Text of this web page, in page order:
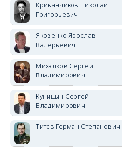
Криванчиков Николай
Григорьевич
Яковенко Ярослав
Валерьевич
Михалков Сергей
Владимирович
Куницын Сергей
Владимирович
Титов Герман Степанович